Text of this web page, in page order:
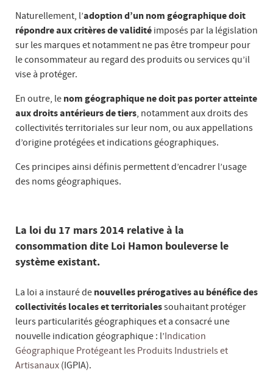
Naturellement, l’adoption d’un nom géographique doit
répondre aux critères de validité imposés par la législation
sur les marques et notamment ne pas être trompeur pour
le consommateur au regard des produits ou services qu’il
vise à protéger.
En outre, le nom géographique ne doit pas porter atteinte
aux droits antérieurs de tiers, notamment aux droits des
collectivités territoriales sur leur nom, ou aux appellations
d’origine protégées et indications géographiques.
Ces principes ainsi définis permettent d’encadrer l’usage
des noms géographiques.
La loi du 17 mars 2014 relative à la
consommation dite Loi Hamon bouleverse le
système existant.
La loi a instauré de nouvelles prérogatives au bénéfice des
collectivités locales et territorialessouhaitant protéger
leurs particularités géographiques et a consacré une
nouvelle indication géographique : l’Indication
Géographique Protégeant les Produits Industriels et
Artisanaux (IGPIA).